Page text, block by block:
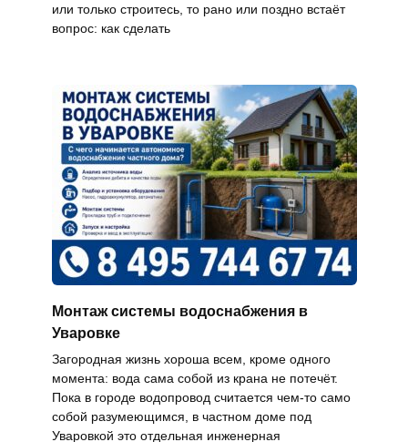
или только строитесь, то рано или поздно встаёт
вопрос: как сделать
Монтаж системы водоснабжения в
Уваровке
Загородная жизнь хороша всем, кроме одного
момента: вода сама собой из крана не потечёт.
Пока в городе водопровод считается чем-то само
собой разумеющимся, в частном доме под
Уваровкой это отдельная инженерная